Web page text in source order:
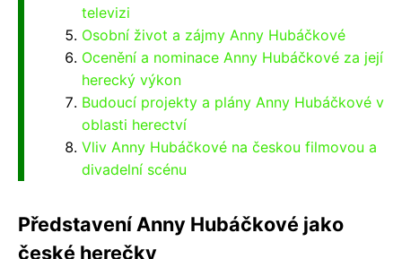
televizi
Osobní život a zájmy Anny Hubáčkové
Ocenění a nominace Anny Hubáčkové za její
herecký výkon
Budoucí projekty a plány Anny Hubáčkové v
oblasti herectví
Vliv Anny Hubáčkové na českou filmovou a
divadelní scénu
Představení Anny Hubáčkové jako
české herečky